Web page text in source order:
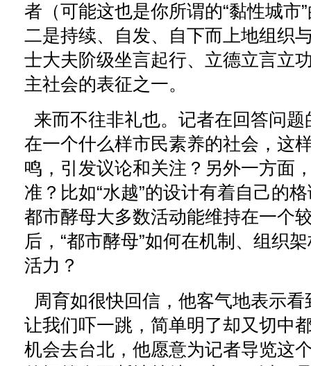
者（可能这也是你所谓的“黏性城市
二是持续、自发、自下而上地组织
士大夫阶级坐言起行、立德立言立
主社会的表征之一。
来而不往非礼也。记者在回答问
在一个什么样市民素养的社会，这
鸣，引发议论和关注？另外一方面
准？比如“水越”的设计有着自己的
都市酵母大多数活动能维持在一个
后，“都市酵母”如何在机制、组织
活力？
周育如很快回信，他客气地表示看
让我们吓一跳，简单明了却又切中
机会去台北，他愿意为记者导览这